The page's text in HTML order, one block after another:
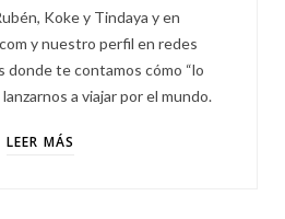
Koke y Tindaya y en
y nuestro perfil en redes
donde te contamos cómo “lo
a viajar por el mundo.
LEER MÁS